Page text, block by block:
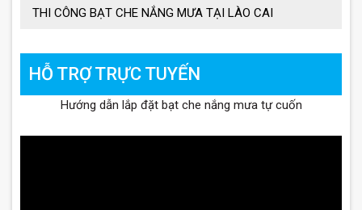
THI CÔNG BẠT CHE NẮNG MƯA TẠI LÀO CAI
HỖ TRỢ TRỰC TUYẾN
Hướng dẫn lắp đặt bạt che nắng mưa tự cuốn